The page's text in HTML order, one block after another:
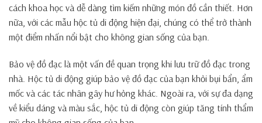
cách khoa học và dễ dàng tìm kiếm những món đồ cần thiết. Hơn
nữa, với các mẫu hộc tủ di động hiện đại, chúng có thể trở thành
một điểm nhấn nổi bật cho không gian sống của bạn.
Bảo vệ đồ đạc là một vấn đề quan trọng khi lưu trữ đồ đạc trong
nhà. Hộc tủ di động giúp bảo vệ đồ đạc của bạn khỏi bụi bẩn, ẩm
mốc và các tác nhân gây hư hỏng khác. Ngoài ra, với sự đa dạng
về kiểu dáng và màu sắc, hộc tủ di động còn giúp tăng tính thẩm